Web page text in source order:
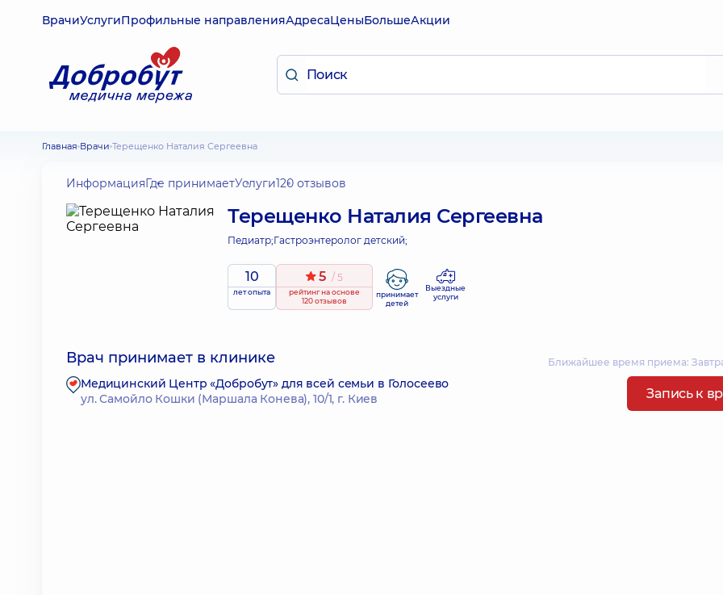
ВрачиУслугиПрофильные направленияАдресаЦеныБольшеАкции
Главная Врачи Терещенко Наталия Сергеевна
ИнформацияГде принимаетУслуги120 отзывов
Терещенко Наталия Сергеевна
Педиатр;Гастроэнтеролог детский;
10
лет опыта
5 / 5
рейтингна основе
120 отзывов
принимает
детей
Выездные
услуги
Врач принимает в клинике Ближайшее время приема:
Медицинский Центр «Добробут» для всей семьи в Голосеево
ул. Самойло Кошки (Маршала Конева), 10/1, г. Киев
Запись к